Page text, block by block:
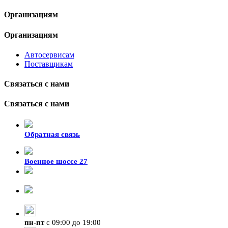
Организациям
Организациям
Автосервисам
Поставщикам
Связаться с нами
Связаться с нами
Обратная связь
Военное шоссе 27
пн-птс 09:00 до 19:00